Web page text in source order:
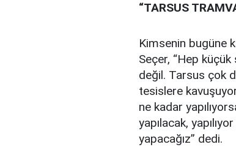
“TARSUS
Kimsenin bugüne
Seçer, “Hep
değil. Tarsus çok
tesislere
ne kadar
yapılacak,
yapacağız” dedi.